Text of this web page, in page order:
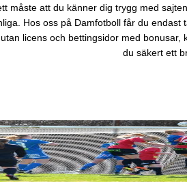
måste att du känner dig trygg med
Hos oss på Damfotboll får du
licens och bettingsidor med
du säkert ett